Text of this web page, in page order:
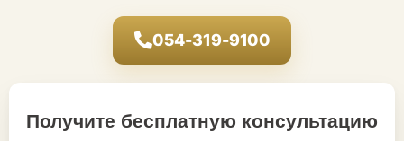
054-319-9100
Получите бесплатную консультацию